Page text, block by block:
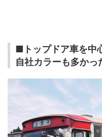
■トップドア車を中
自社カラーも多かっ